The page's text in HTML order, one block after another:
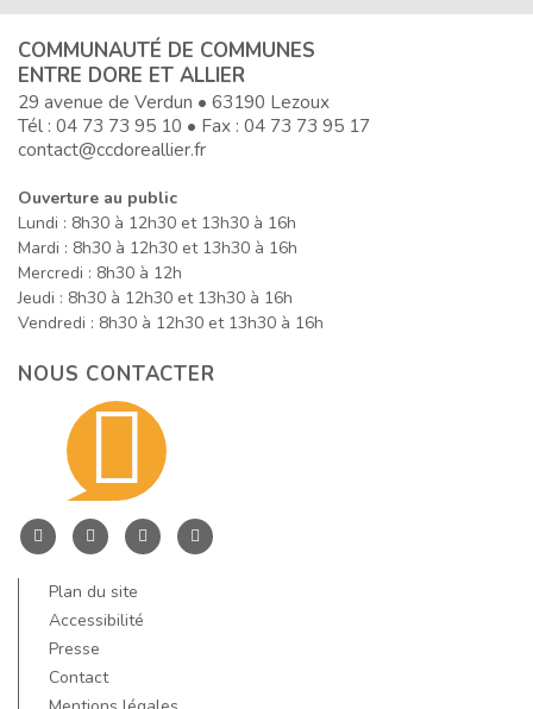
COMMUNAUTÉ DE COMMUNES
ENTRE DORE ET ALLIER
29 avenue de Verdun • 63190 Lezoux
Tél : 04 73 73 95 10 • Fax : 04 73 73 95 17
contact@ccdoreallier.fr
Ouverture au public
Lundi : 8h30 à 12h30 et 13h30 à 16h
Mardi : 8h30 à 12h30 et 13h30 à 16h
Mercredi : 8h30 à 12h
Jeudi : 8h30 à 12h30 et 13h30 à 16h
Vendredi : 8h30 à 12h30 et 13h30 à 16h
NOUS CONTACTER
nous
Entre
Allier
sur
Entre
Allier
sur
Entre
Entre
Plan du site
Accessibilité
Presse
Contact